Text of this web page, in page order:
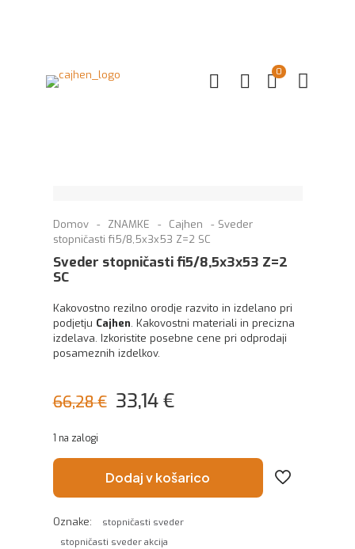
0
Domov - ZNAMKE - Cajhen - Sveder
stopničasti fi5/8,5x3x53 Z=2 SC
Sveder stopničasti fi5/8,5x3x53 Z=2
SC
Kakovostno rezilno orodje razvito in izdelano pri
podjetju Cajhen. Kakovostni materiali in precizna
izdelava. Izkoristite posebne cene pri odprodaji
posameznih izdelkov.
66,28€ Izvirna
bila:
66,28 €.
33,14€Trenutna
33,14 €.
1 na zalogi
Dodaj v košarico
Oznake:
stopničasti sveder
stopničasti sveder akcija